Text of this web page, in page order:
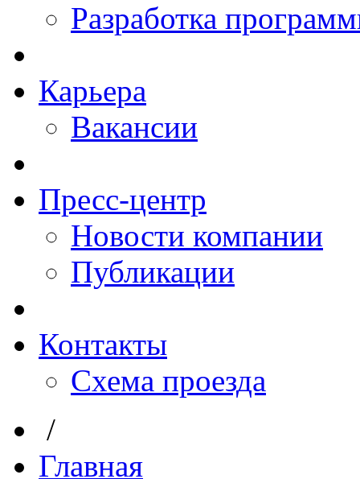
Разработка
Карьера
Вакансии
Пресс-центр
Новости компании
Публикации
Контакты
Схема проезда
/
Главная